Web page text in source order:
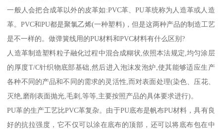
一般人会把合成革以外的皮革如:PVC革、PU革统称为人造革或人造
革。PVC和PU都是聚氯乙烯(一种塑料)，但是这两种产品的制造工艺
是不一样的。做弹簧线用的PU材料和PVC材料有什么区别?
人造革制造塑料粒子融化过程中混合成糊状,依照本法规定,均匀涂层
的厚度T/C针织物底部基础,然后进入泡沫发泡炉,使其能够适应生产
各种不同的产品和不同的需求的灵活性,而对表面处理(染色、压花、
灭绝,磨削表面抛光,毛刺,等等,主要按照产品的具体要求进行)。
PU革的生产工艺比PVC革复杂。由于PU底布是帆布PU材料，具有良
好的抗拉强度，它不仅可以涂在底布的顶部，还可以将底布包在中